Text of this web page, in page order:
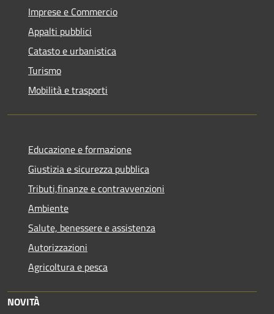
Imprese e Commercio
Appalti pubblici
Catasto e urbanistica
Turismo
Mobilità e trasporti
Educazione e formazione
Giustizia e sicurezza pubblica
Tributi,finanze e contravvenzioni
Ambiente
Salute, benessere e assistenza
Autorizzazioni
Agricoltura e pesca
NOVITÀ